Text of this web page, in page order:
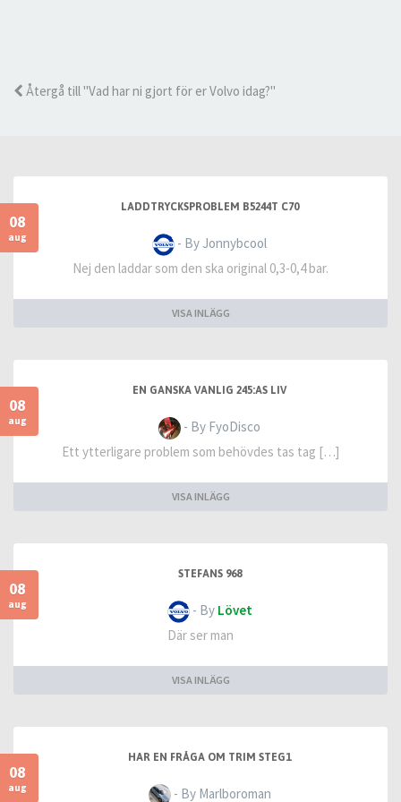
Återgå till "Vad har ni gjort för er Volvo idag?"
08
aug
LADDTRYCKSPROBLEM B5244T C70
- By Jonnybcool
Nej den laddar som den ska original 0,3-0,4 bar.
VISA INLÄGG
08
aug
EN GANSKA VANLIG 245:AS LIV
- By FyoDisco
Ett ytterligare problem som behövdes tas tag […]
VISA INLÄGG
08
aug
STEFANS 968
- By Lövet
Där ser man
VISA INLÄGG
08
aug
HAR EN FRÅGA OM TRIM STEG1
- By Marlboroman